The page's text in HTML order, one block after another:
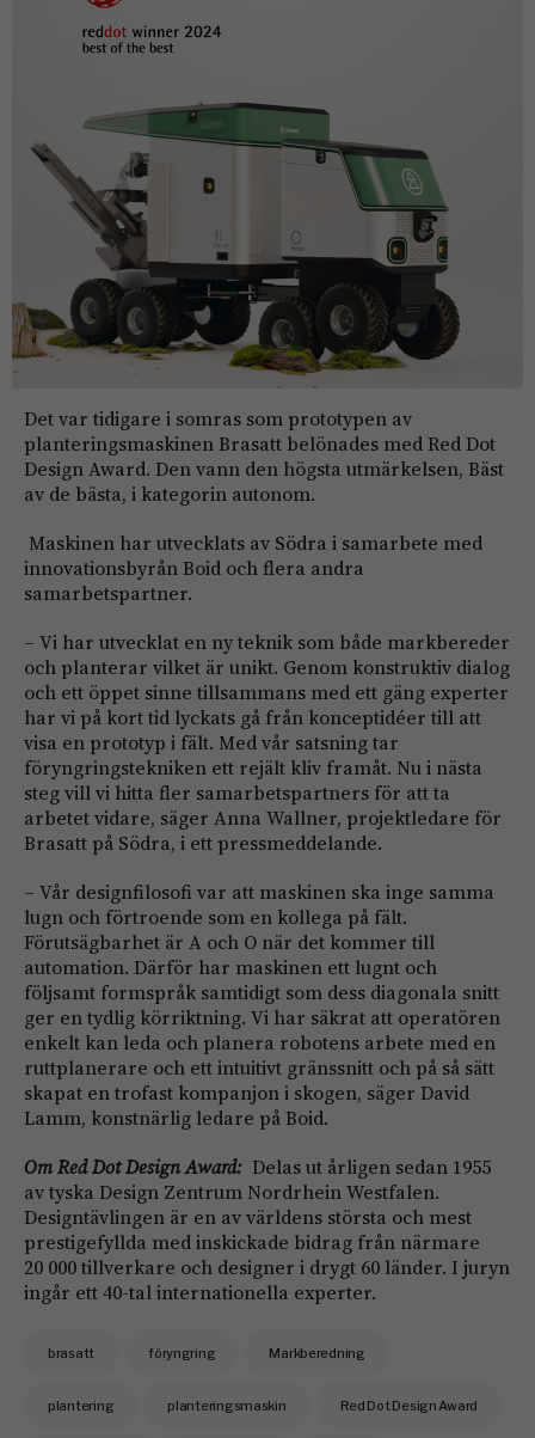
Det var tidigare i somras som prototypen av
planteringsmaskinen Brasatt belönades med Red Dot
Design Award. Den vann den högsta utmärkelsen, Bäst
av de bästa, i kategorin autonom.
Maskinen har utvecklats av Södra i samarbete med
innovationsbyrån Boid och flera andra
samarbetspartner.
– Vi har utvecklat en ny teknik som både markbereder
och planterar vilket är unikt. Genom konstruktiv dialog
och ett öppet sinne tillsammans med ett gäng experter
har vi på kort tid lyckats gå från konceptidéer till att
visa en prototyp i fält. Med vår satsning tar
föryngringstekniken ett rejält kliv framåt. Nu i nästa
steg vill vi hitta fler samarbetspartners för att ta
arbetet vidare, säger Anna Wallner, projektledare för
Brasatt på Södra, i ett pressmeddelande.
– Vår designfilosofi var att maskinen ska inge samma
lugn och förtroende som en kollega på fält.
Förutsägbarhet är A och O när det kommer till
automation. Därför har maskinen ett lugnt och
följsamt formspråk samtidigt som dess diagonala snitt
ger en tydlig körriktning. Vi har säkrat att operatören
enkelt kan leda och planera robotens arbete med en
ruttplanerare och ett intuitivt gränssnitt och på så sätt
skapat en trofast kompanjon i skogen, säger David
Lamm, konstnärlig ledare på Boid.
Om Red Dot Design Award: Delas ut årligen sedan 1955
av tyska Design Zentrum Nordrhein Westfalen.
Designtävlingen är en av världens största och mest
prestigefyllda med inskickade bidrag från närmare
20 000 tillverkare och designer i drygt 60 länder. I juryn
ingår ett 40-tal internationella experter.
brasatt föryngring Markberedning
plantering planteringsmaskin Red Dot Design Award